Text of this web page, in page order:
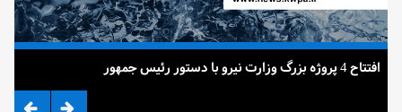
افتتاح 4 پروژه بزرگ وزارت نیرو با دستور رئیس جمهور